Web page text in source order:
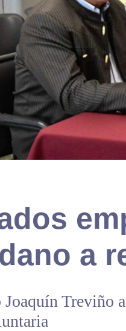
a
Treviño